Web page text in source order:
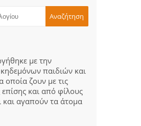
με την
παιδιών και
ζουν με τις
και από φίλους
και αγαπούν τα άτομα